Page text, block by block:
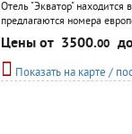
Отель "Экватор"
предлагаются номера
комнате номера,
Дополнительные услуги:
Цены от 3500.00 до
Показать на карте /